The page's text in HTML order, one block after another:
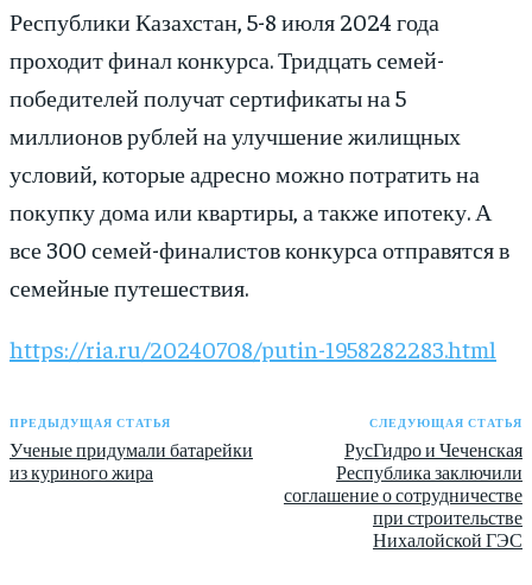
Республики Казахстан, 5-8 июля 2024 года
проходит финал конкурса. Тридцать семей-
победителей получат сертификаты на 5
миллионов рублей на улучшение жилищных
условий, которые адресно можно потратить на
покупку дома или квартиры, а также ипотеку. А
все 300 семей-финалистов конкурса отправятся в
семейные путешествия.
https://ria.ru/20240708/putin-1958282283.html
ПРЕДЫДУЩАЯ СТАТЬЯ
Ученые придумали батарейки
из куриного жира
СЛЕДУЮЩАЯ СТАТЬЯ
РусГидро и Чеченская
Республика заключили
соглашение о сотрудничестве
при строительстве
Нихалойской ГЭС